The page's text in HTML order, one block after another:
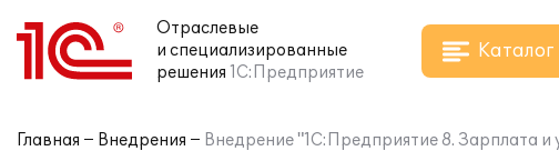
Отраслевые
и специализированные
решения 1С:Предприятие
Каталог
Главная Внедрения Внедрение "1С:Предприятие 8. Зарплата